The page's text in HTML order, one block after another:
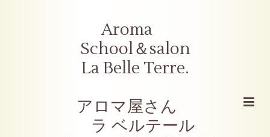
Aroma
School＆salon
La Belle Terre.
アロマ屋さん
ラ ベルテール